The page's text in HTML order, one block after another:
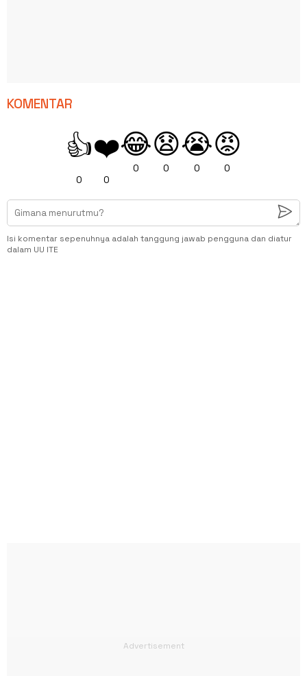
KOMENTAR
👍
0
❤️
0
😂
0
😧
0
😭
0
😡
0
Isi komentar sepenuhnya adalah tanggung jawab pengguna dan diatur
dalam UU ITE